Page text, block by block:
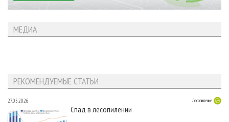
МЕДИА
РЕКОМЕНДУЕМЫЕ СТАТЬИ
27.05.2026 Лесопиление
Спад в лесопилении